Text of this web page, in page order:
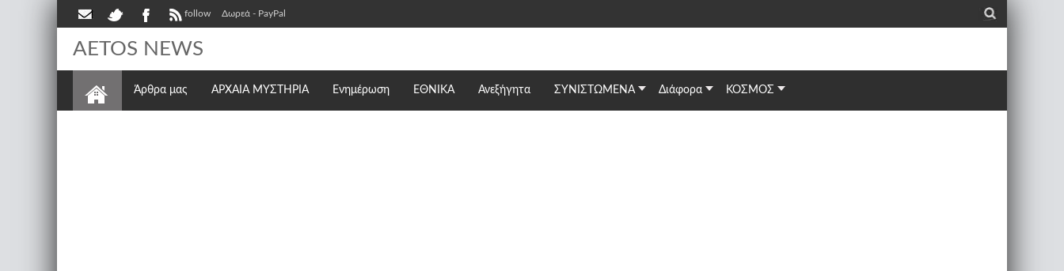
follow Δωρεά - PayPal _
AETOS NEWS
Άρθρα μας ΑΡΧΑΙΑ ΜΥΣΤΗΡΙΑ Ενημέρωση ΕΘΝΙΚΆ Ανεξήγητα ΣΥΝΙΣΤΩΜΕΝΑ Διάφορα ΚΟΣΜΟΣ